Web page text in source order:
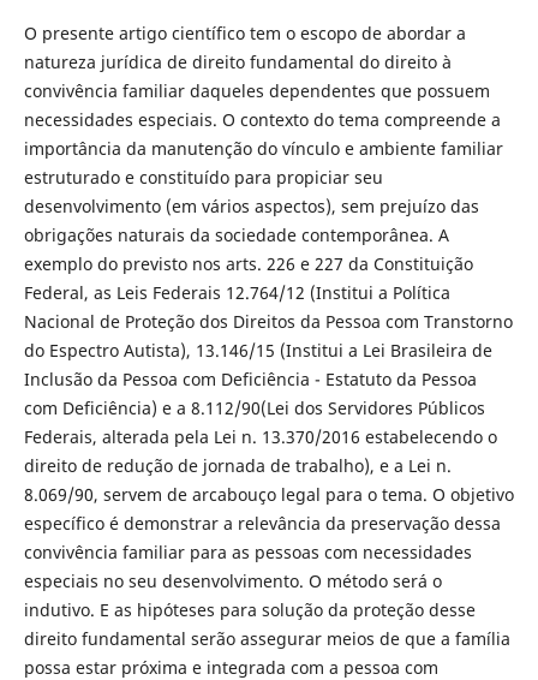
O presente artigo científico tem o escopo de abordar a
natureza jurídica de direito fundamental do direito à
convivência familiar daqueles dependentes que possuem
necessidades especiais. O contexto do tema compreende a
importância da manutenção do vínculo e ambiente familiar
estruturado e constituído para propiciar seu
desenvolvimento (em vários aspectos), sem prejuízo das
obrigações naturais da sociedade contemporânea. A
exemplo do previsto nos arts. 226 e 227 da Constituição
Federal, as Leis Federais 12.764/12 (Institui a Política
Nacional de Proteção dos Direitos da Pessoa com Transtorno
do Espectro Autista), 13.146/15 (Institui a Lei Brasileira de
Inclusão da Pessoa com Deficiência - Estatuto da Pessoa
com Deficiência) e a 8.112/90(Lei dos Servidores Públicos
Federais, alterada pela Lei n. 13.370/2016 estabelecendo o
direito de redução de jornada de trabalho), e a Lei n.
8.069/90, servem de arcabouço legal para o tema. O objetivo
específico é demonstrar a relevância da preservação dessa
convivência familiar para as pessoas com necessidades
especiais no seu desenvolvimento. O método será o
indutivo. E as hipóteses para solução da proteção desse
direito fundamental serão assegurar meios de que a família
possa estar próxima e integrada com a pessoa com